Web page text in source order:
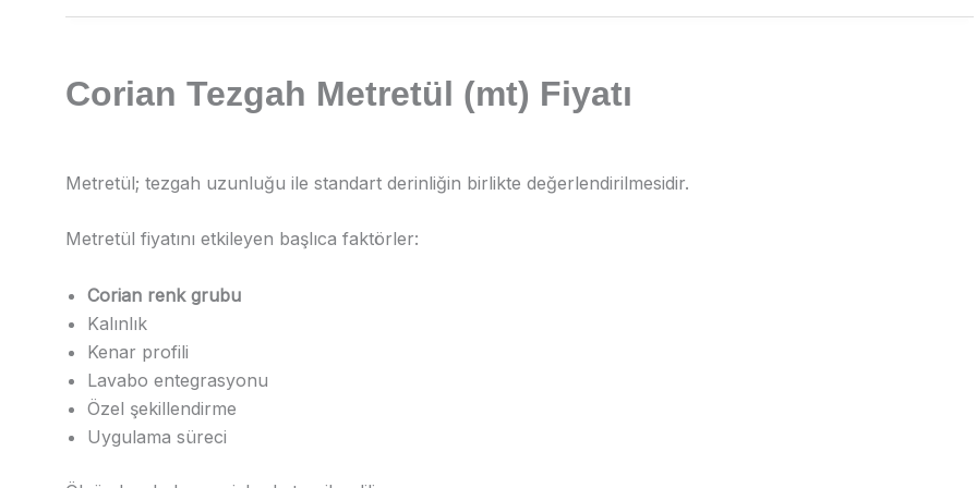
Corian Tezgah Metretül (mt) Fiyatı
Metretül; tezgah uzunluğu ile standart derinliğin birlikte değerlendirilmesidir.
Metretül fiyatını etkileyen başlıca faktörler:
Corian renk grubu
Kalınlık
Kenar profili
Lavabo entegrasyonu
Özel şekillendirme
Uygulama süreci